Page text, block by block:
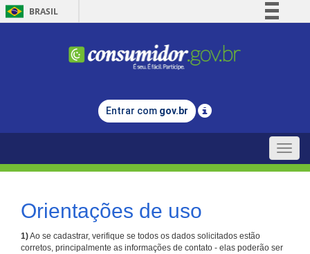
BRASIL
Comunica BR
Legislação
Entrar com gov.br
Toggle
Orientações de uso
1)Ao se cadastrar, verifique se todos os dados solicitados estão
corretos, principalmente as informações de contato - elas poderão ser